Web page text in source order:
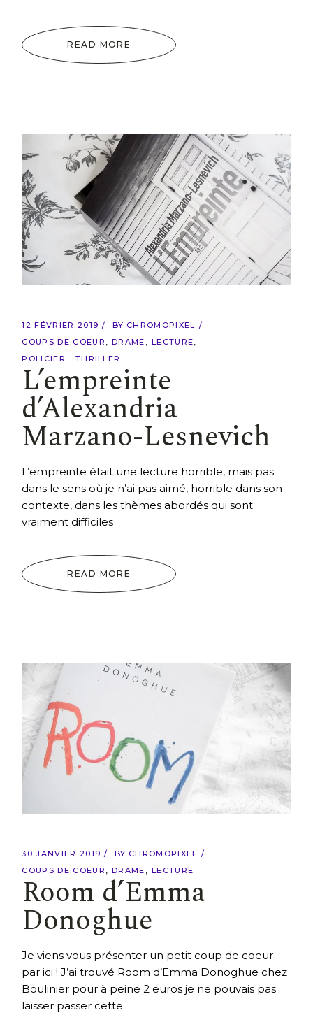
READ MORE
12 FÉVRIER 2019 BY CHROMOPIXEL
COUPS DE COEUR
DRAME
LECTURE
POLICIER - THRILLER
L’empreinte
d’Alexandria
Marzano-Lesnevich
L’empreinte était une lecture horrible, mais pas
dans le sens où je n’ai pas aimé, horrible dans son
contexte, dans les thèmes abordés qui sont
vraiment difficiles
READ MORE
30 JANVIER 2019 BY CHROMOPIXEL
COUPS DE COEUR
DRAME LECTURE
Room d’Emma
Donoghue
Je viens vous présenter un petit coup de coeur
par ici ! J’ai trouvé Room d’Emma Donoghue chez
Boulinier pour à peine 2 euros je ne pouvais pas
laisser passer cette